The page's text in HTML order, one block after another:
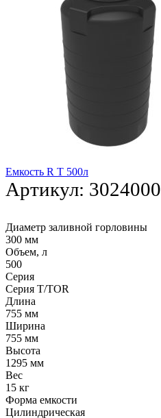
Емкость R T 500л
Артикул: 3024000
Диаметр заливной горловины
300 мм
Объем, л
500
Серия
Серия T/TOR
Длина
755 мм
Ширина
755 мм
Высота
1295 мм
Вес
15 кг
Форма емкости
Цилиндрическая